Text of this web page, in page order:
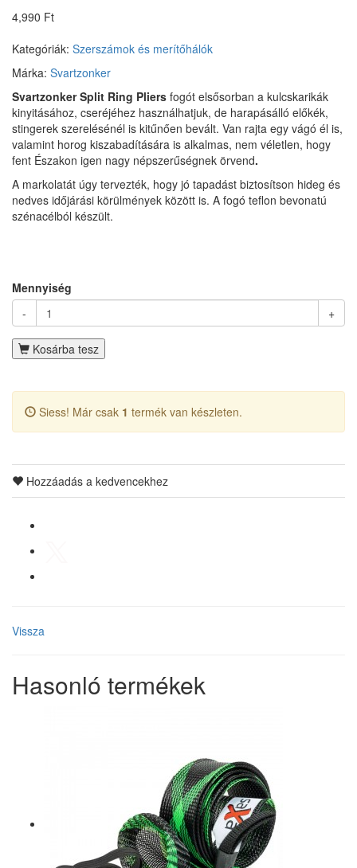
4,990 Ft
Kategóriák: Szerszámok és merítőhálók
Márka: Svartzonker
Svartzonker Split Ring Pliers fogót elsősorban a kulcskarikák
kinyitásához, cseréjéhez használhatjuk, de harapásálló előkék,
stingerek szerelésénél is kitűnően bevált. Van rajta egy vágó él is,
valamint horog kiszabadítására is alkalmas, nem véletlen, hogy
fent Északon igen nagy népszerűségnek örvend.
A markolatát úgy tervezték, hogy jó tapadást biztosítson hideg és
nedves időjárási körülmények között is. A fogó teflon bevonatú
szénacélból készült.
Mennyiség
-
+
Kosárba tesz
Siess! Már csak 1 termék van készleten.
Hozzáadás a kedvencekhez
Vissza
Hasonló termékek